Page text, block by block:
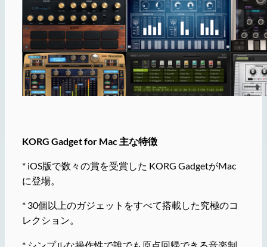
KORG Gadget for Mac 主な特徴
* iOS版で数々の賞を受賞した KORG GadgetがMac
に登場。
* 30個以上のガジェットをすべて搭載した究極のコ
レクション。
* シンプルな操作性で誰でも原点回帰できる音楽制